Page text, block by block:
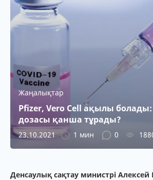
Жаңалықтар
Pfizer, Vero Cell ақылы болады:
дозасы қанша тұрады?
23.10.2021 1 мин 0
Денсаулық сақтау министрі